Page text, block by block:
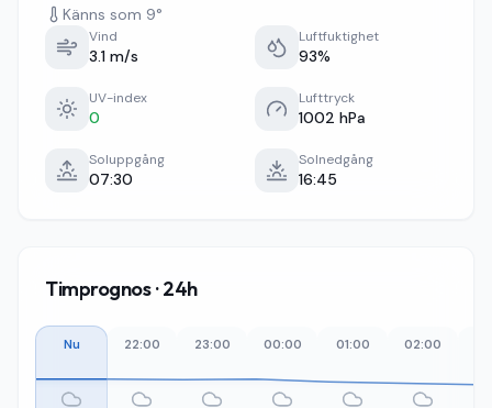
Känns som 9°
Vind
3.1 m/s
Luftfuktighet
93%
UV-index
0
Lufttryck
1002 hPa
Soluppgång
07:30
Solnedgång
16:45
Timprognos · 24h
Nu 22:00 23:00 00:00 01:00 02:00